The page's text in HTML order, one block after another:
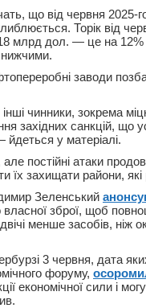
що від червня 2025-
Торік від
млрд дол. — це на
нижчими.
заводи
чинники, зокрема
західних санкцій,
у матеріалі.
постійні атаки
захищати райони,
Зеленський
зброї, щоб
менше засобів, ніж
3 червня, дата
форуму,
економічної сили і